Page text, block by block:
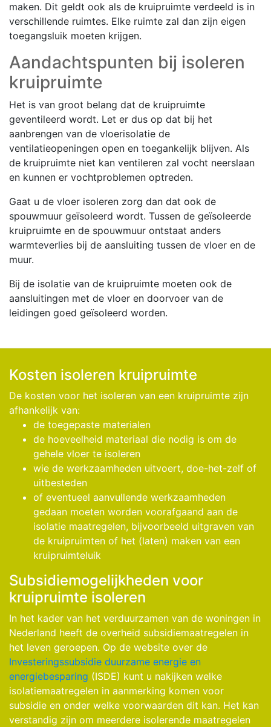
maken. Dit geldt ook als de kruipruimte verdeeld is in
verschillende ruimtes. Elke ruimte zal dan zijn eigen
toegangsluik moeten krijgen.
Aandachtspunten bij isoleren
kruipruimte
Het is van groot belang dat de kruipruimte
geventileerd wordt. Let er dus op dat bij het
aanbrengen van de vloerisolatie de
ventilatieopeningen open en toegankelijk blijven. Als
de kruipruimte niet kan ventileren zal vocht neerslaan
en kunnen er vochtproblemen optreden.
Gaat u de vloer isoleren zorg dan dat ook de
spouwmuur geïsoleerd wordt. Tussen de geïsoleerde
kruipruimte en de spouwmuur ontstaat anders
warmteverlies bij de aansluiting tussen de vloer en de
muur.
Bij de isolatie van de kruipruimte moeten ook de
aansluitingen met de vloer en doorvoer van de
leidingen goed geïsoleerd worden.
Kosten isoleren kruipruimte
De kosten voor het isoleren van een kruipruimte zijn
afhankelijk van:
de toegepaste materialen
de hoeveelheid materiaal die nodig is om de
gehele vloer te isoleren
wie de werkzaamheden uitvoert, doe-het-zelf of
uitbesteden
of eventueel aanvullende werkzaamheden
gedaan moeten worden voorafgaand aan de
isolatie maatregelen, bijvoorbeeld uitgraven van
de kruipruimten of het (laten) maken van een
kruipruimteluik
Subsidiemogelijkheden voor
kruipruimte isoleren
In het kader van het verduurzamen van de woningen in
Nederland heeft de overheid subsidiemaatregelen in
het leven geroepen. Op de website over de
Investeringssubsidie duurzame energie en
energiebesparing (ISDE) kunt u nakijken welke
isolatiemaatregelen in aanmerking komen voor
subsidie en onder welke voorwaarden dit kan. Het kan
verstandig zijn om meerdere isolerende maatregelen